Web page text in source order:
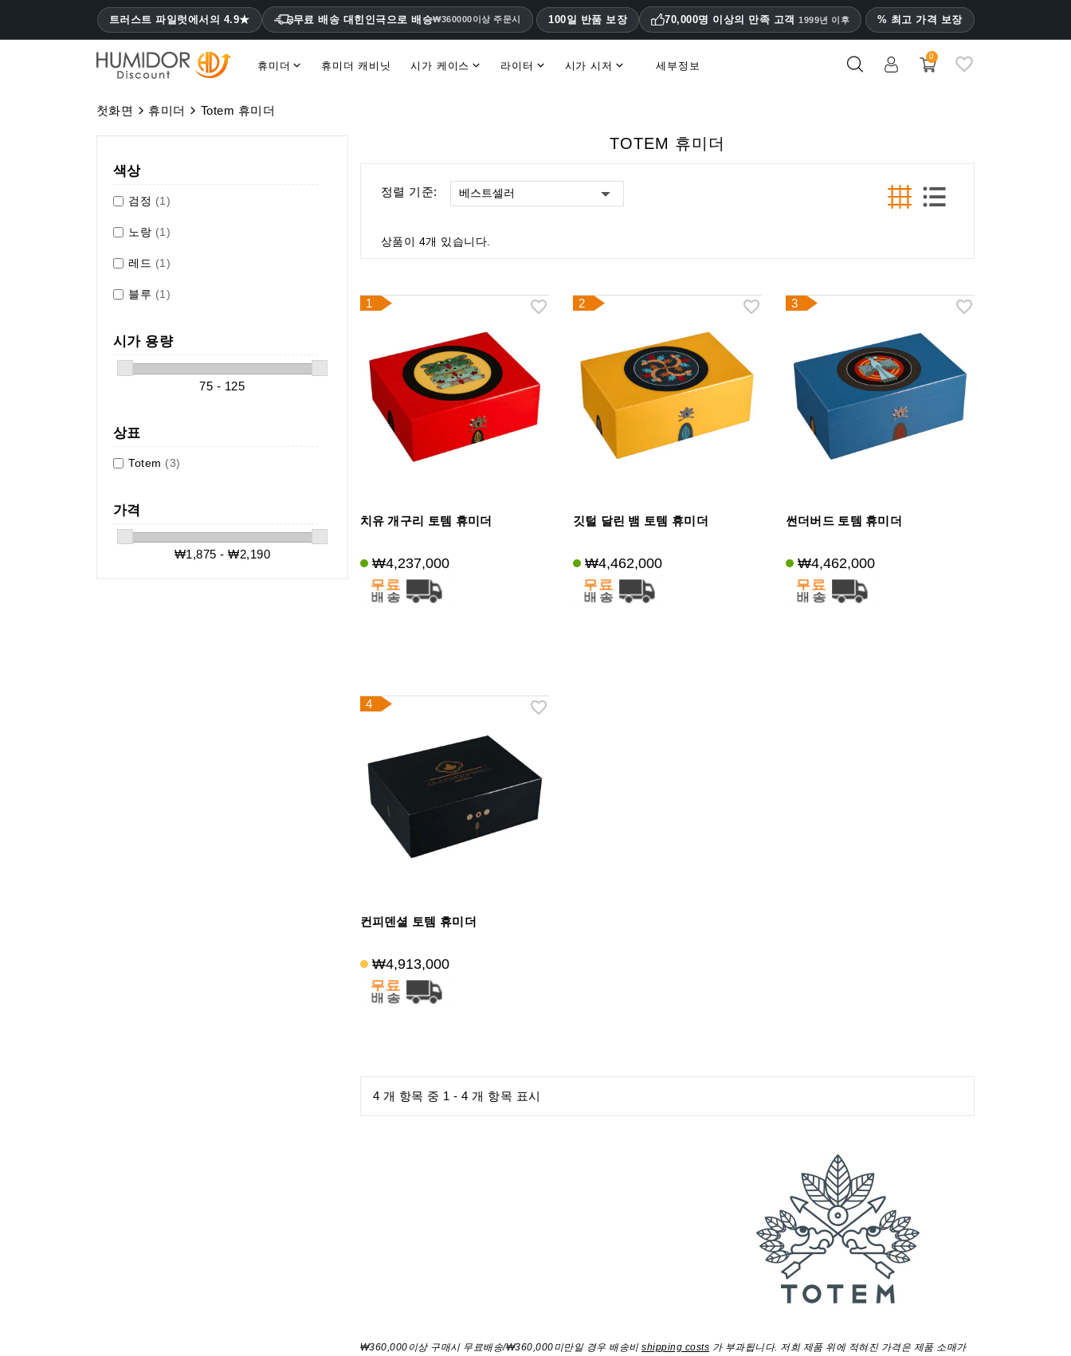
트러스트 파일럿에서의 4.9★ 무료 배송 대힌인극으로 배승₩360000이상 주문시 100일 반품 보장 70,000명 이상의 만족 고객 1999년 이후 % 최고 가격 보장
0
휴미더 휴미더 캐비닛 시가 케이스 라이터 시가 시저 세부정보
첫화면 휴미더 Totem 휴미더
색상
검정 (1)
노랑 (1)
레드 (1)
블루 (1)
시가 용량
75 - 125
상표
Totem (3)
가격
₩1,875 - ₩2,190
TOTEM 휴미더
정렬 기준: 베스트셀러
상품이 4개 있습니다.
1
치유 개구리 토템 휴미더
₩4,237,000
2
깃털 달린 뱀 토템 휴미더
₩4,462,000
3
썬더버드 토템 휴미더
₩4,462,000
4
컨피덴셜 토템 휴미더
₩4,913,000
4 개 항목 중 1 - 4 개 항목 표시
₩360,000이상 구매시 무료배송/₩360,000미만일 경우 배송비shipping costs 가 부과됩니다. 저희 제품 위에 적혀진 가격은 제품 소매가